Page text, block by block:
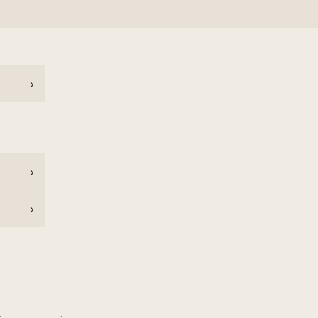
›
›
›